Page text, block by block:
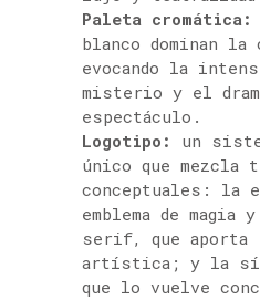
Paleta cromática:
blanco dominan la
evocando la
misterio y el
espectáculo.
Logotipo:
un
único que mezcla
conceptuales: la
emblema de
serif, que aporta
artística; y la
que lo vuelve